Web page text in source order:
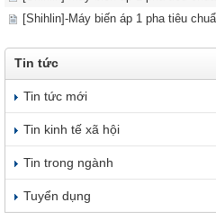
[Shihlin]-Máy biến áp 1 pha tiêu
Tin tức
Tin tức mới
Tin kinh tế xã hội
Tin trong ngành
Tuyển dụng